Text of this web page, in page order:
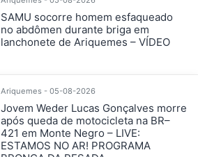
SAMU socorre homem esfaqueado
no abdômen durante briga em
lanchonete de Ariquemes – VÍDEO
Ariquemes - 05-08-2026
Jovem Weder Lucas Gonçalves morre
após queda de motocicleta na BR–
421 em Monte Negro – LIVE:
ESTAMOS NO AR! PROGRAMA